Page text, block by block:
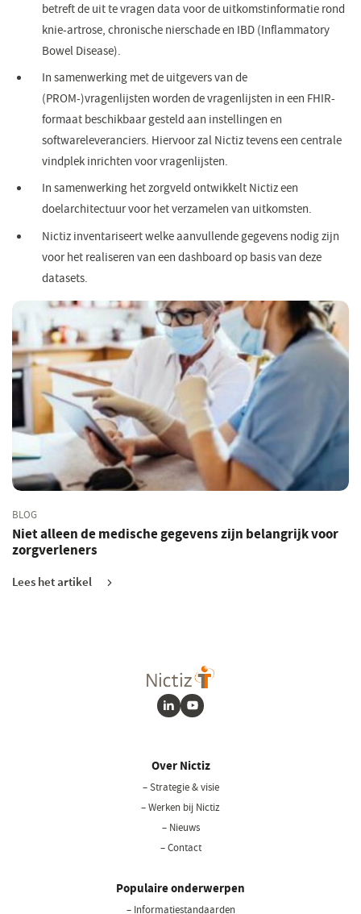
betreft de uit te vragen data voor de uitkomstinformatie rond
knie-artrose, chronische nierschade en IBD (Inflammatory
Bowel Disease).
In samenwerking met de uitgevers van de
(PROM-)vragenlijsten worden de vragenlijsten in een FHIR-
formaat beschikbaar gesteld aan instellingen en
softwareleveranciers. Hiervoor zal Nictiz tevens een centrale
vindplek inrichten voor vragenlijsten.
In samenwerking het zorgveld ontwikkelt Nictiz een
doelarchitectuur voor het verzamelen van uitkomsten.
Nictiz inventariseert welke aanvullende gegevens nodig zijn
voor het realiseren van een dashboard op basis van deze
datasets.
BLOG
Niet alleen de medische gegevens zijn belangrijk voor
zorgverleners
Lees het artikel
LinkedInYoutube
Over Nictiz
– Strategie & visie
– Werken bij Nictiz
– Nieuws
– Contact
Populaire onderwerpen
– Informatiestandaarden